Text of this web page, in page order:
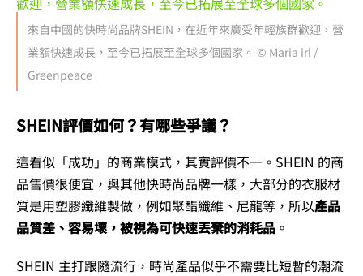
來自中國的快時尚品牌SHEIN，在近年來廣受年輕族群歡迎，營
業額快速成長，至今已拓展至全球多個國家。 © Maria irl /
Greenpeace
SHEIN評價如何？有哪些爭議？
這看似「成功」的商業模式，其實評價不一。SHEIN 的商
品售價很便宜，與其他快時尚品牌一樣，大部分的衣服材
質是用塑膠纖維製做，例如聚酯纖維、尼龍等，所以產品
品質差、容易壞，被視為可快速丟棄的消耗品 。
SHEIN 主打跟隨流行，時尚產品似乎不需要比短暫的潮流